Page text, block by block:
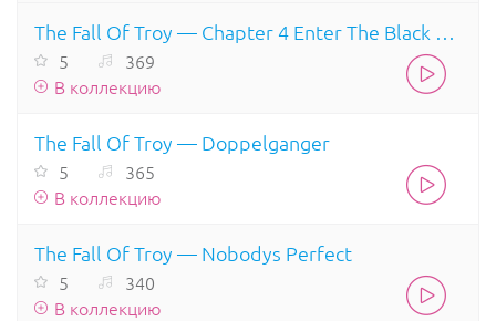
The Fall Of Troy — Chapter 4 Enter The Black Demon
5
369
В коллекцию
The Fall Of Troy — Doppelganger
5
365
В коллекцию
The Fall Of Troy — Nobodys Perfect
5
340
В коллекцию